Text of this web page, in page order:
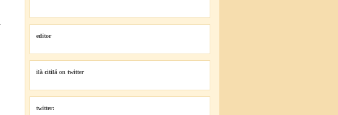
editor
ilă citilă on twitter
twitter: